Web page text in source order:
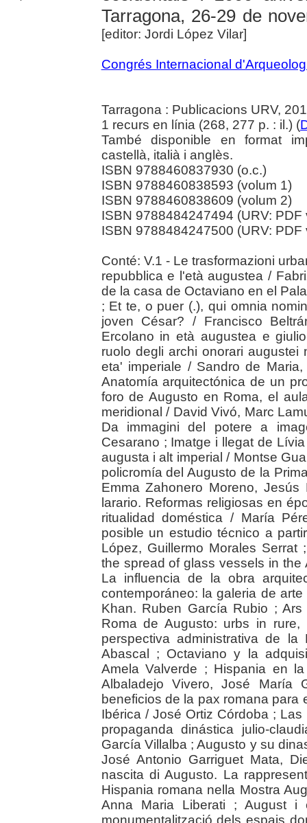
Tarragona, 26-29 de
[editor: Jordi López Vilar]
Congrés Internacional
Tarragona : Publicacions URV,
1 recurs en línia (268, 277 p. : il.) (
També disponible en format
castellà, italià i anglès.
ISBN 9788460837930 (o.c.)
ISBN 9788460838593 (volum 1)
ISBN 9788460838609 (volum 2)
ISBN 9788484247494 (URV: PDF
ISBN 9788484247500 (URV: PDF
Conté: V.1 - Le trasformazioni
repubblica e l'età augustea /
de la casa de Octaviano en el
; Et te, o puer (.), qui omnia
joven César? / Francisco
Ercolano in età augustea e
ruolo degli archi onorari augustei
eta' imperiale / Sandro de
Anatomía arquitectónica de un
foro de Augusto en Roma, el
meridional / David Vivó, Marc
Da immagini del potere a
Cesarano ; Imatge i llegat de
augusta i alt imperial / Montse
policromía del Augusto de la
Emma Zahonero Moreno,
larario. Reformas religiosas en
ritualidad doméstica / María
posible un estudio técnico a
López, Guillermo Morales
the spread of glass vessels in
La influencia de la obra
contemporáneo: la galeria de
Khan. Ruben García Rubio ;
Roma de Augusto: urbs in
perspectiva administrativa de
Abascal ; Octaviano y la
Amela Valverde ; Hispania en
Albaladejo Vivero, José María
beneficios de la pax romana para
Ibérica / José Ortiz Córdoba ;
propaganda dinástica julio-
García Villalba ; Augusto y su
José Antonio Garriguet Mata,
nascita di Augusto. La
Hispania romana nella Mostra
Anna Maria Liberati ; August
monumentalització dels espais